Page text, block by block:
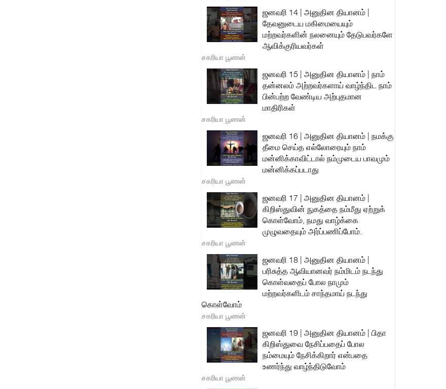
ஜனவரி 14 | அனுதின தியானம் |
தேவனுடைய மகிமையையும்
மற்றவர்களின் நலனையும் தேடுபவர்களே
ஆவிக்குரியவர்கள்
சகரியா பூணன்
ஜனவரி 15 | அனுதின தியானம் | நாம்
தன்னலம் அற்றவர்களாய் வாழ்ந்திட நாம்
பின்பற்ற வேண்டிய அற்புதமான
மாதிரிகள்
சகரியா பூணன்
ஜனவரி 16 | அனுதின தியானம் | நமக்கு
தீமை செய்த எல்லோரையும் நாம்
மன்னிக்காவிட்டால் நம்முடைய பாவமும்
மன்னிக்கப்படாது
சகரியா பூணன்
ஜனவரி 17 | அனுதின தியானம் |
கிறிஸ்துவின் நுகத்தை நம்மீது ஏற்றுக்
கொள்வோம், நமது வாழ்க்கை
முழுவதையும் அர்ப்பணிப்போம்.
சகரியா பூணன்
ஜனவரி 18 | அனுதின தியானம் |
பரிசுத்த ஆவியானவர் நம்மிடம் நடந்து
கொள்வதைப் போல நாமும்
மற்றவர்களிடம் சாந்தமாய் நடந்து
கொள்வோம்
சகரியா பூணன்
ஜனவரி 19 | அனுதின தியானம் | பிதா
கிறிஸ்துவை நேசிப்பதைப் போல
நம்மையும் நேசிக்கிறார் என்பதை
உணர்ந்து வாழ்ந்திடுவோம்
சகரியா பூணன்